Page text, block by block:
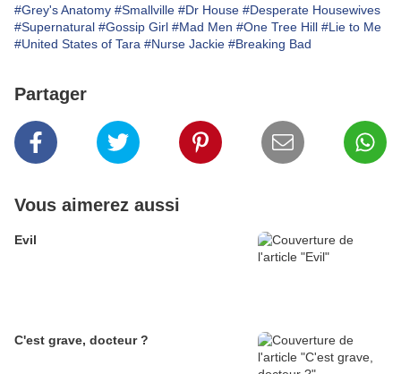
#Grey's Anatomy #Smallville #Dr House #Desperate Housewives
#Supernatural #Gossip Girl #Mad Men #One Tree Hill #Lie to Me
#United States of Tara #Nurse Jackie #Breaking Bad
Partager
Vous aimerez aussi
Evil
C'est grave, docteur ?